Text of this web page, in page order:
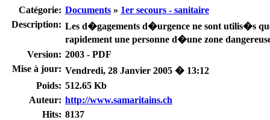
Catégorie: Documents » 1er secours - sanitaire
Description: Les d�gagements d�urgence ne sont utilis�s
rapidement une personne d�une zone
Version: 2003 - PDF
Mise à jour: Vendredi, 28 Janvier 2005 � 13:12
Poids: 512.65 Kb
Auteur: http://www.samaritains.ch
Hits: 8137